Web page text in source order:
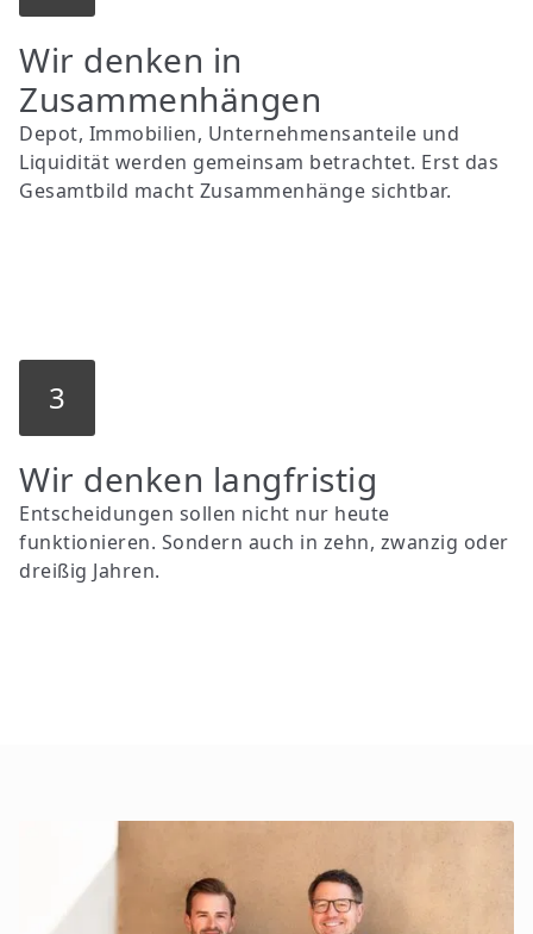
Wir denken in
Zusammenhängen
Depot, Immobilien, Unternehmensanteile und
Liquidität werden gemeinsam betrachtet. Erst das
Gesamtbild macht Zusammenhänge sichtbar.
3
Wir denken langfristig
Entscheidungen sollen nicht nur heute
funktionieren. Sondern auch in zehn, zwanzig oder
dreißig Jahren.